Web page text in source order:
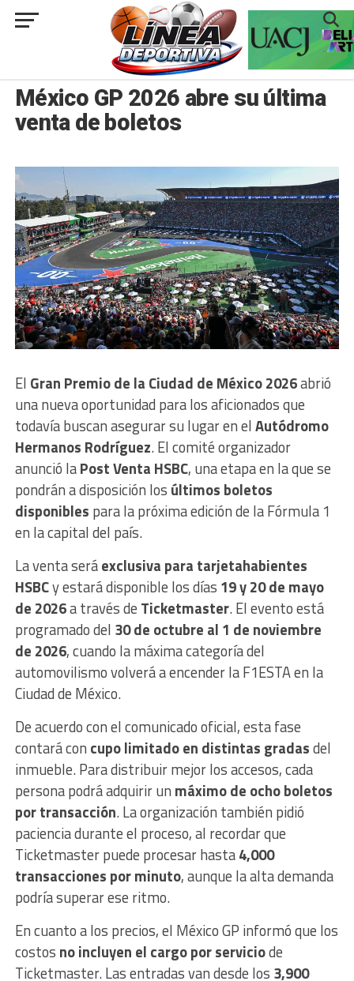
###
México GP 2026 abre su última
venta de boletos
El Gran Premio de la Ciudad de México 2026abrió
una nueva oportunidad para los aficionados que
todavía buscan asegurar su lugar en elAutódromo
Hermanos Rodríguez. El comité organizador
anunció laPost Venta HSBC, una etapa en la que se
pondrán a disposición los últimos boletos
disponibles para la próxima edición de la Fórmula 1
en la capital del país.
La venta seráexclusiva para tarjetahabientes
HSBCy estará disponible los días 19 y 20 de mayo
de 2026a través de Ticketmaster. El evento está
programado del 30 de octubre al 1 de noviembre
de 2026, cuando la máxima categoría del
automovilismo volverá a encender la F1ESTA en la
Ciudad de México.
De acuerdo con el comunicado oficial, esta fase
contará con cupo limitado en distintas gradasdel
inmueble. Para distribuir mejor los accesos, cada
persona podrá adquirir un máximo de ocho boletos
por transacción. La organización también pidió
paciencia durante el proceso, al recordar que
Ticketmaster puede procesar hasta4,000
transacciones por minuto, aunque la alta demanda
podría superar ese ritmo.
En cuanto a los precios, el México GP informó que los
costos no incluyen el cargo por serviciode
Ticketmaster. Las entradas van desde los 3,900